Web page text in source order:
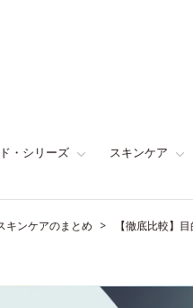
・シリーズ スキンケア
キンケアのまとめ 【徹底比較】